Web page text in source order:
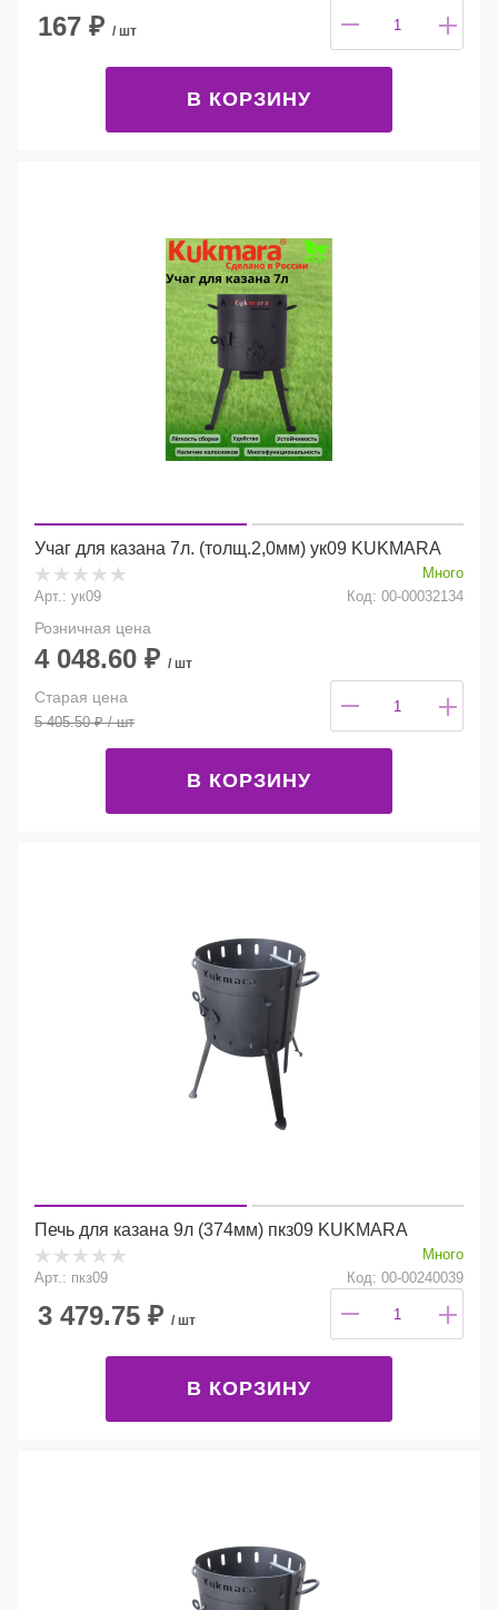
167 ₽ / шт
В КОРЗИНУ
Учаг для казана 7л. (толщ.2,0мм) ук09 KUKMARA
Много
Арт.: ук09
Код: 00-00032134
Розничная цена
4 048.60 ₽ / шт
Старая цена
5 405.50₽/ шт
В КОРЗИНУ
Печь для казана 9л (374мм) пкз09 KUKMARA
Много
Арт.: пкз09
Код: 00-00240039
3 479.75 ₽ / шт
В КОРЗИНУ